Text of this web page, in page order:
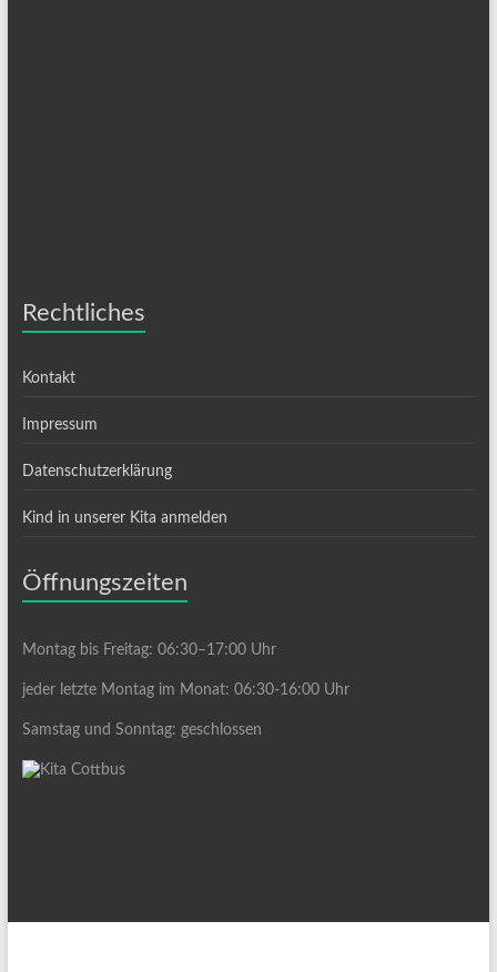
Rechtliches
Kontakt
Impressum
Datenschutzerklärung
Kind in unserer Kita anmelden
Öffnungszeiten
Montag bis Freitag: 06:30–17:00 Uhr
jeder letzte Montag im Monat: 06:30-16:00 Uhr
Samstag und Sonntag: geschlossen